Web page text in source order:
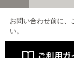
お問い合わせ前に、
い。